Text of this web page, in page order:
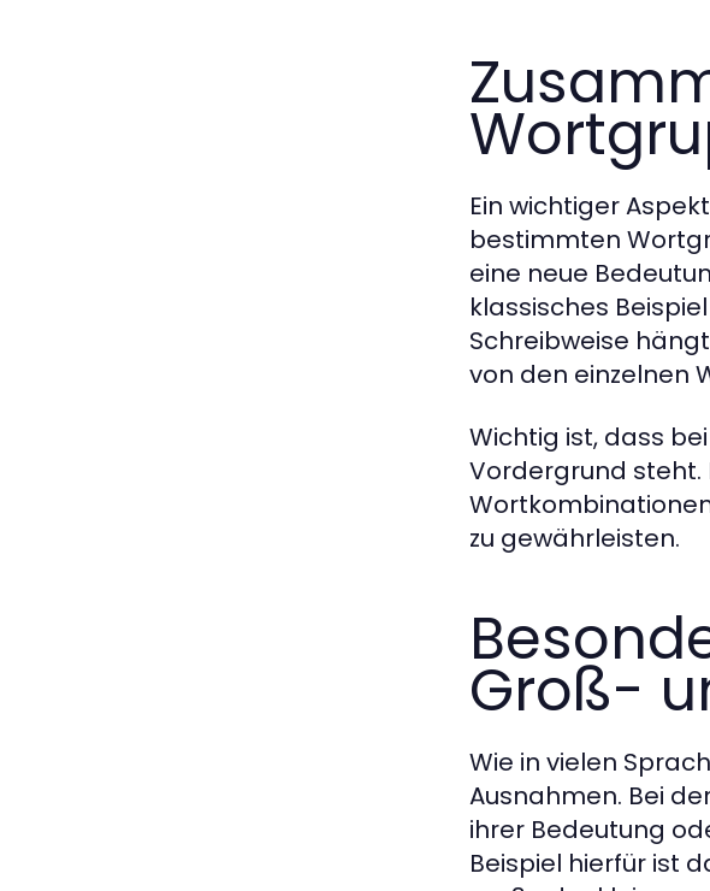
Ein wichtiger
bestimmten
eine neue
klassisches
Schreibweise
von den einzelnen
Wichtig ist, dass
Vordergrund steht.
zu gewährleisten.
Groß-
Wie in vielen
Ausnahmen. Bei
ihrer Bedeutung
Beispiel hierfür ist